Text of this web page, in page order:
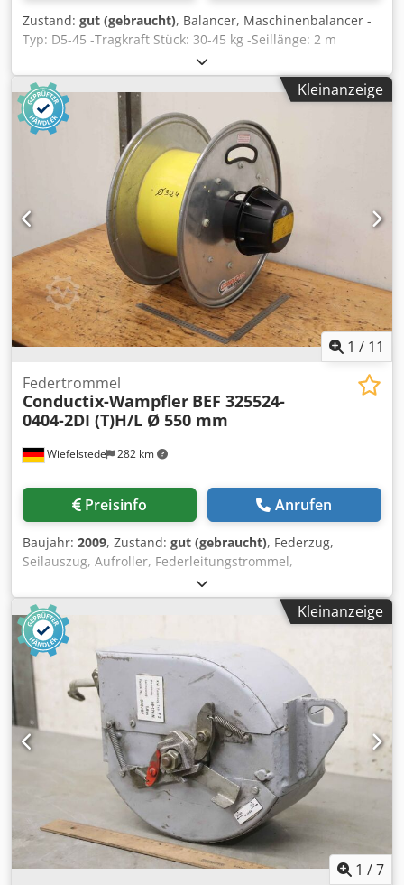
Zustand: gut (gebraucht), Balancer, Maschinenbalancer -
Typ: D5-45 -Tragkraft Stück: 30-45 kg -Seillänge: 2 m
Dcsdpfx Agjcii N Isfjk -Anzahl: 2 Stück vorhanden -Preis:
pro Stück -Eigengewicht: 18 kg
Kleinanzeige
1 / 11
Wiefelstede 282 km
Federtrommel
Conductix-Wampfler BEF 325524-
0404-2DI (T)H/L Ø 550 mm
Preisinfo Anrufen
Baujahr: 2009, Zustand: gut (gebraucht), Federzug,
Seilauszug, Aufroller, Federleitungstrommel,
Federkabeltrommel, Federtrommel Dodpfsx R Svlsx Agfock
-Hersteller: Conductix Wampfler, Federtrommel
Federleitungstrommel -Typ: BEF 325524-0404-2DI (T)H/L -
Stromstärke: 3x25A+PE -Spannung: 415V -Schutzart: IP65 -
Leitung: nicht im Lieferumfang -Abmessung: Ø 550 x 440
mm -Eigengewicht: 32 kg
Kleinanzeige
1 /7